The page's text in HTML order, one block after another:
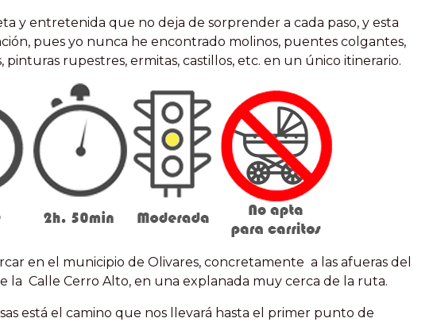
y entretenida que no deja de sorprender a cada paso, y esta
pues yo nunca he encontrado molinos, puentes colgantes,
pinturas rupestres, ermitas, castillos, etc. en un único itinerario.
en el municipio de Olivares, concretamente a las afueras del
Calle Cerro Alto, en una explanada muy cerca de la ruta.
está el camino que nos llevará hasta el primer punto de